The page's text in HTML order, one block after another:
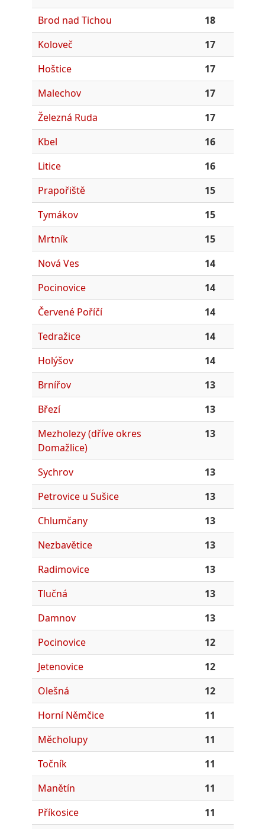
Brod nad Tichou
18
Koloveč
17
Hoštice
17
Malechov
17
Železná Ruda
17
Kbel
16
Litice
16
Prapořiště
15
Tymákov
15
Mrtník
15
Nová Ves
14
Pocinovice
14
Červené Poříčí
14
Tedražice
14
Holýšov
14
Brnířov
13
Březí
13
Mezholezy (dříve okres
Domažlice)
13
Sychrov
13
Petrovice u Sušice
13
Chlumčany
13
Nezbavětice
13
Radimovice
13
Tlučná
13
Damnov
13
Pocinovice
12
Jetenovice
12
Olešná
12
Horní Němčice
11
Měcholupy
11
Točník
11
Manětín
11
Příkosice
11